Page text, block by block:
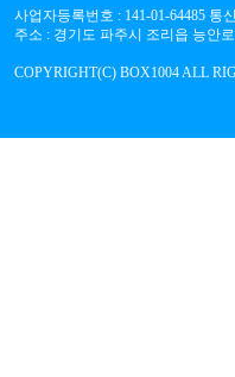
사업자등록번호 : 141-01-64485
주소 : 경기도 파주시 조리읍 능안
COPYRIGHT(C) BOX1004 ALL